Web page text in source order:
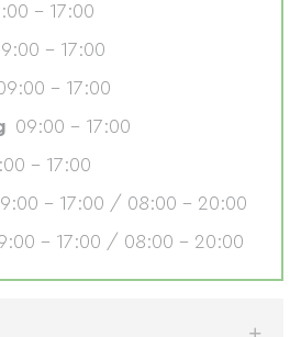
- 17:00
- 17:00
- 17:00
09:00 - 17:00
- 17:00
- 17:00 / 08:00 - 20:00
- 17:00 / 08:00 - 20:00